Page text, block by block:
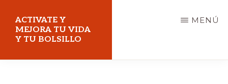
contenido
principal
ACTIVATE Y
MEJORA TU VIDA
Y TU BOLSILLO
MENÚ